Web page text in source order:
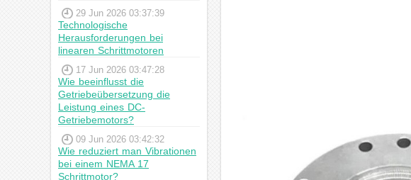
29 Jun 2026 03:37:39
Technologische
Herausforderungen bei
linearen Schrittmotoren
17 Jun 2026 03:47:28
Wie beeinflusst die
Getriebeübersetzung die
Leistung eines DC-
Getriebemotors?
09 Jun 2026 03:42:32
Wie reduziert man Vibrationen
bei einem NEMA 17
Schrittmotor?